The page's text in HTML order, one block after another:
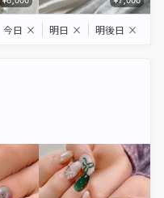
今日 × 明日 × 明後日 ×